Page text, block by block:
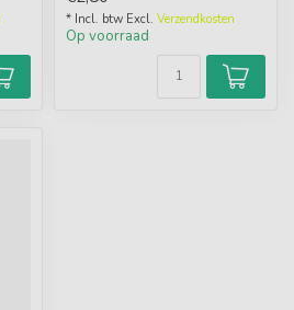
* Incl. btw Excl. Verzendkosten
Op voorraad